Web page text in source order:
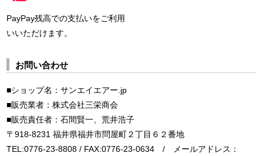
PayPay残高での支払いをご利用
いいただけます。
お問い合わせ
■ショップ名：サンエイエアー.jp
■販売業者：株式会社三栄商会
■販売責任者：石間賢一、荒井浩子
〒918-8231 福井県福井市問屋町２丁目６２番地
TEL:0776-23-8808 / FAX:0776-23-0634 / メールアドレス：